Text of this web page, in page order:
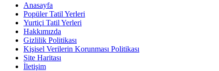
Anasayfa
Popüler Tatil Yerleri
Yurtiçi Tatil Yerleri
Hakkımızda
Gizlilik Politikası
Kişisel Verilerin Korunması Politikası
Site Haritası
İletişim